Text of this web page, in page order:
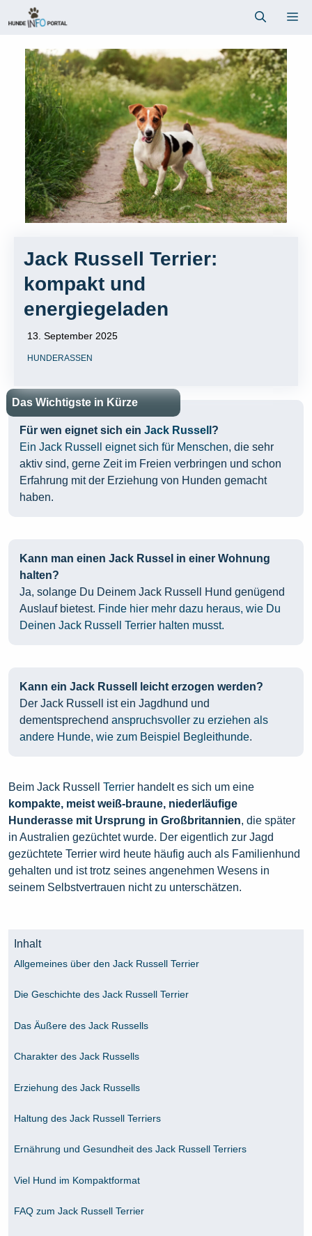
Inhalt
Jack Russell Terrier:
kompakt und
energiegeladen
13. September 2025
HUNDERASSEN
Das Wichtigste in Kürze
Für wen eignet sich ein Jack Russell ?
Ein Jack Russell eignet sich für Menschen, die sehr
aktiv sind, gerne Zeit im Freien verbringen und schon
Erfahrung mit der Erziehung von Hunden gemacht
haben.
Kann man einen Jack Russel in einer Wohnung
halten?
Ja, solange Du Deinem Jack Russell Hund genügend
Auslauf bietest. Finde hier mehr dazu heraus, wie Du
Deinen Jack Russell Terrier halten musst.
Kann ein Jack Russell leicht erzogen werden?
Der Jack Russell ist ein Jagdhund und
dementsprechend anspruchsvoller zu erziehen als
andere Hunde, wie zum Beispiel Begleithunde.
Beim Jack Russell Terrier handelt es sich um eine
kompakte, meist weiß-braune, niederläufige
Hunderasse mit Ursprung in Großbritannien, die später
in Australien gezüchtet wurde. Der eigentlich zur Jagd
gezüchtete Terrier wird heute häufig auch als Familienhund
gehalten und ist trotz seines angenehmen Wesens in
seinem Selbstvertrauen nicht zu unterschätzen.
Inhalt
Allgemeines über den Jack Russell Terrier
Die Geschichte des Jack Russell Terrier
Das Äußere des Jack Russells
Charakter des Jack Russells
Erziehung des Jack Russells
Haltung des Jack Russell Terriers
Ernährung und Gesundheit des Jack Russell Terriers
Viel Hund im Kompaktformat
FAQ zum Jack Russell Terrier